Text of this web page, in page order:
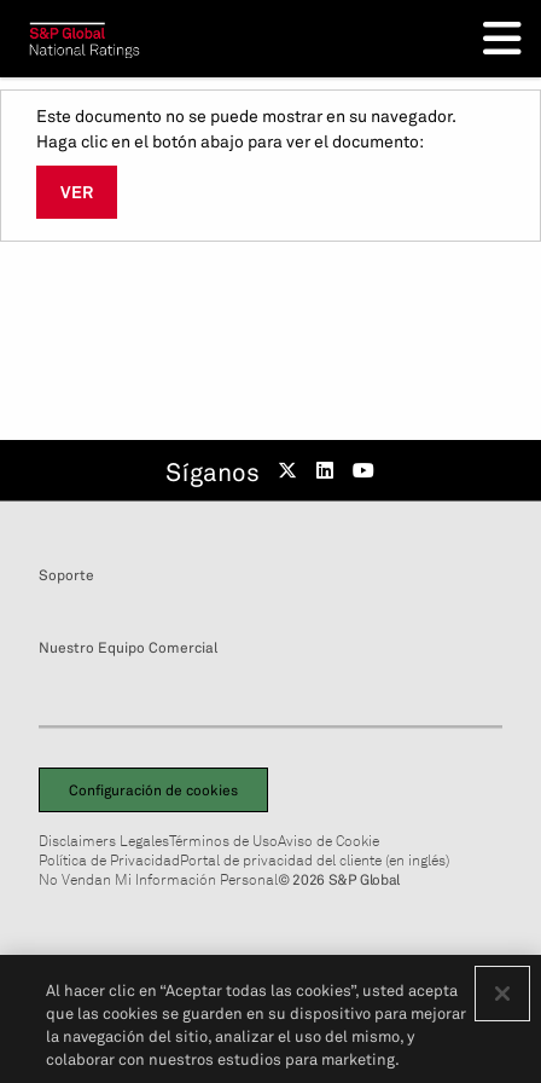
Este documento no se puede mostrar en su navegador.
Haga clic en el botón abajo para ver el documento:
VER
Síganos
Soporte
Nuestro Equipo Comercial
Configuración de cookies
Disclaimers LegalesTérminos de UsoAviso de Cookie
Política de PrivacidadPortal de privacidad del cliente (en inglés)
No Vendan Mi Información Personal© 2026 S&P Global
Al hacer clic en “Aceptar todas las cookies”, usted acepta
que las cookies se guarden en su dispositivo para mejorar
la navegación del sitio, analizar el uso del mismo, y
colaborar con nuestros estudios para marketing.